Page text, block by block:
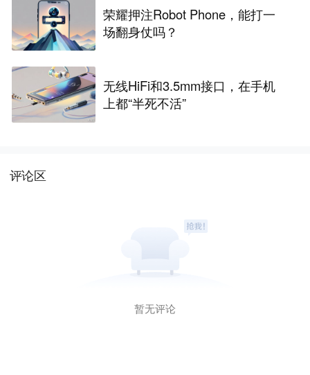
荣耀押注Robot Phone，能打一
场翻身仗吗？
无线HiFi和3.5mm接口，在手机
上都“半死不活”
评论区
暂无评论